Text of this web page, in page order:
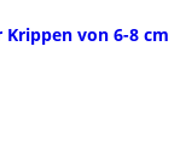
von 6-8 cm